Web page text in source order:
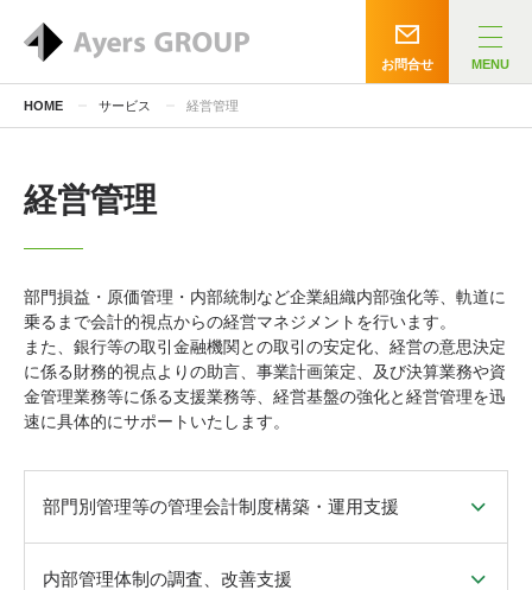
お問合せ MENU
HOME サービス 経営管理
経営管理
部門損益・原価管理・内部統制など企業組織内部強化等、軌道に
乗るまで会計的視点からの経営マネジメントを行います。
また、銀行等の取引金融機関との取引の安定化、経営の意思決定
に係る財務的視点よりの助言、事業計画策定、及び決算業務や資
金管理業務等に係る支援業務等、経営基盤の強化と経営管理を迅
速に具体的にサポートいたします。
部門別管理等の管理会計制度構築・運用支援
内部管理体制の調査、改善支援